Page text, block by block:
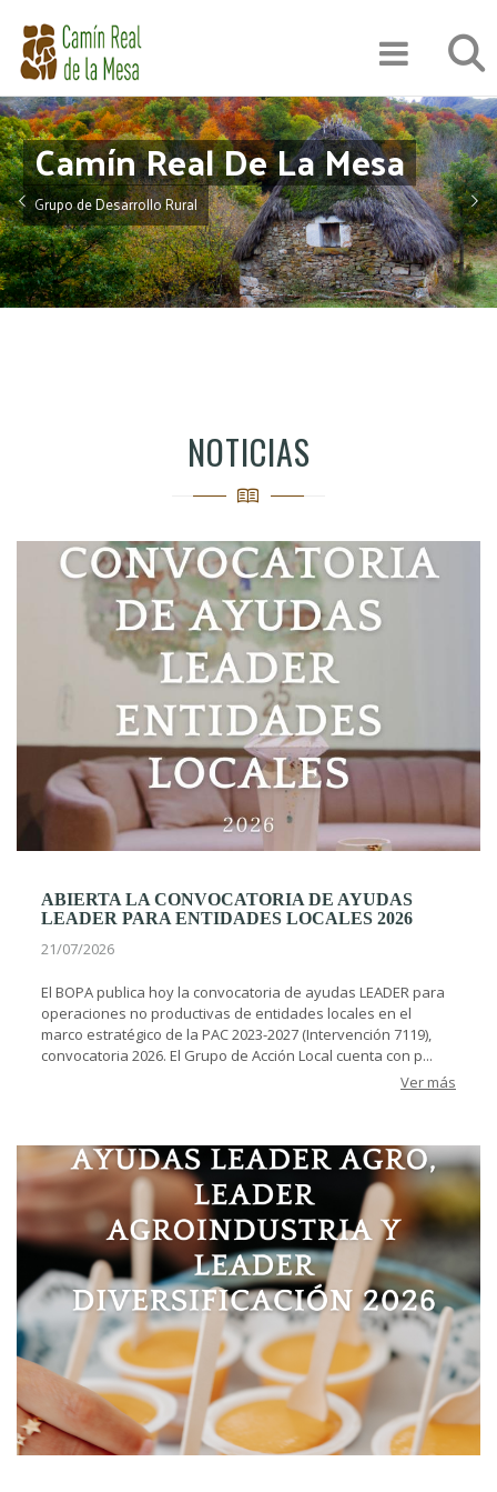
contenido
principal
Grupo de Desarrollo Rural
Camín Real De La Mesa
NOTICIAS
ABIERTA LA CONVOCATORIA DE AYUDAS
LEADER PARA ENTIDADES LOCALES 2026
21/07/2026
El BOPA publica hoy la convocatoria de ayudas LEADER para
operaciones no productivas de entidades locales en el
marco estratégico de la PAC 2023-2027 (Intervención 7119),
convocatoria 2026. El Grupo de Acción Local cuenta con p...
Ver más